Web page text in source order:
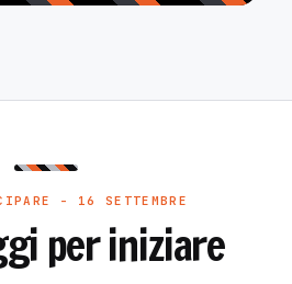
- 16 SETTEMBRE
per iniziare